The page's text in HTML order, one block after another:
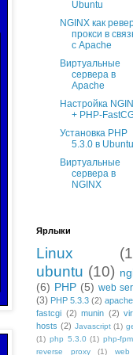
Ubuntu
NGINX как
прокси в
с Apache
Виртуальные
сервера в
Apache
Настройка
+ PHP-
Установка PHP
5.3.0 в Ubuntu
Виртуальные
сервера в
NGINX
Ярлыки
Linux
ubuntu (10)
(6) PHP (5) web
(3) PHP 5.3.3 (2) apache
fastcgi (2) munin (2)
hosts (2) Javascript (1)
(1) php 5.3.0 (1) php-fpm
reverse proxy
(1) web